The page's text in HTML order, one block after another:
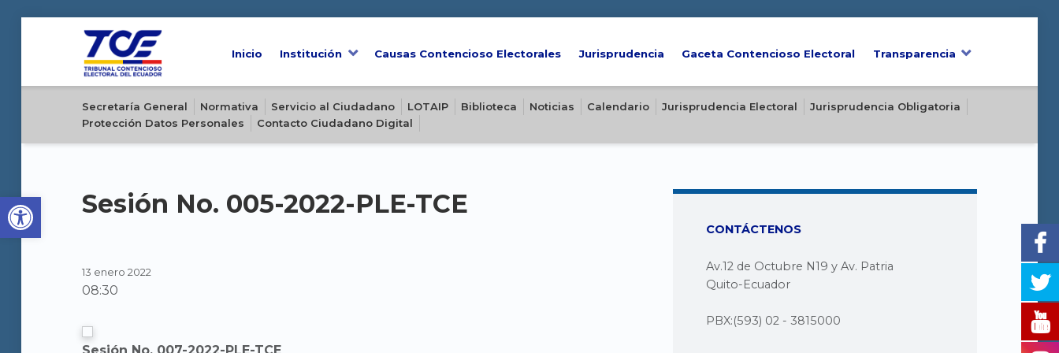
Open toolbar
Inicio Institución Causas Contencioso Electorales Jurisprudencia Gaceta Contencioso Electoral Transparencia
Secretaría General Normativa Servicio al Ciudadano LOTAIP Biblioteca Noticias Calendario Jurisprudencia Electoral
Jurisprudencia Obligatoria
Protección Datos Personales
Contacto Ciudadano Digital
Sesión No. 005-2022-PLE-TCE
13 enero 2022
08:30
CONTÁCTENOS
Av.12 de Octubre N19 y Av. Patria
Quito-Ecuador
PBX:(593) 02 - 3815000